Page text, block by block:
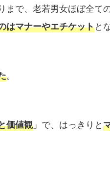
まで、老若男女ほぼ全て
はマナーやエチケットと
。
価値観」で、はっきりと